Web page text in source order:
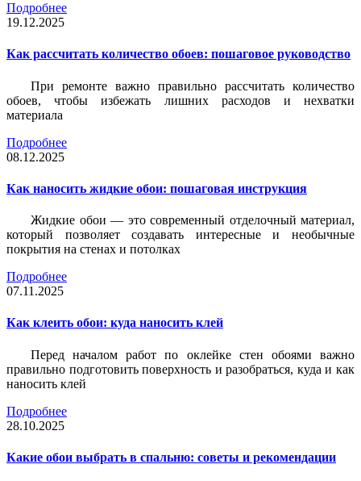
Подробнее
19.12.2025
Как рассчитать количество обоев: пошаговое руководство
При ремонте важно правильно рассчитать количество
обоев, чтобы избежать лишних расходов и нехватки
материала
Подробнее
08.12.2025
Как наносить жидкие обои: пошаговая инструкция
Жидкие обои — это современный отделочный материал,
который позволяет создавать интересные и необычные
покрытия на стенах и потолках
Подробнее
07.11.2025
Как клеить обои: куда наносить клей
Перед началом работ по оклейке стен обоями важно
правильно подготовить поверхность и разобраться, куда и как
наносить клей
Подробнее
28.10.2025
Какие обои выбрать в спальню: советы и рекомендации